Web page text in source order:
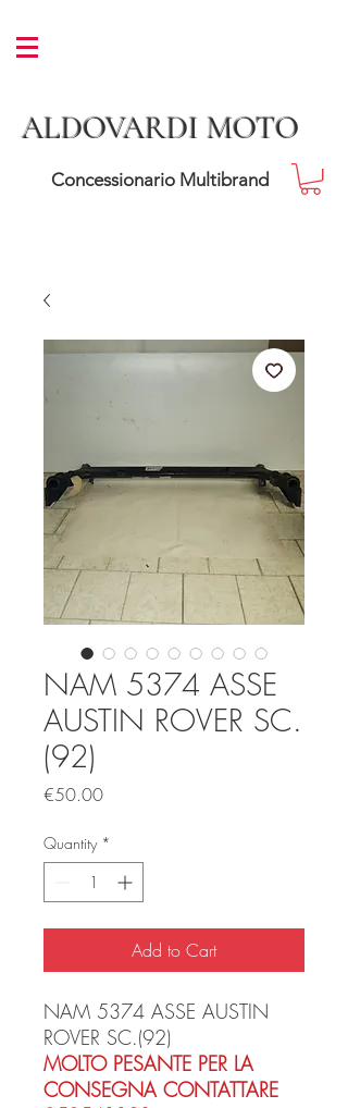
ALDOVARDI MOTO
Concessionario Multibrand
NAM 5374 ASSE
AUSTIN ROVER SC.
(92)
€50.00Price
Quantity *
Add to Cart
NAM 5374 ASSE AUSTIN
ROVER SC.(92)
MOLTO PESANTE PER LA
CONSEGNA CONTATTARE